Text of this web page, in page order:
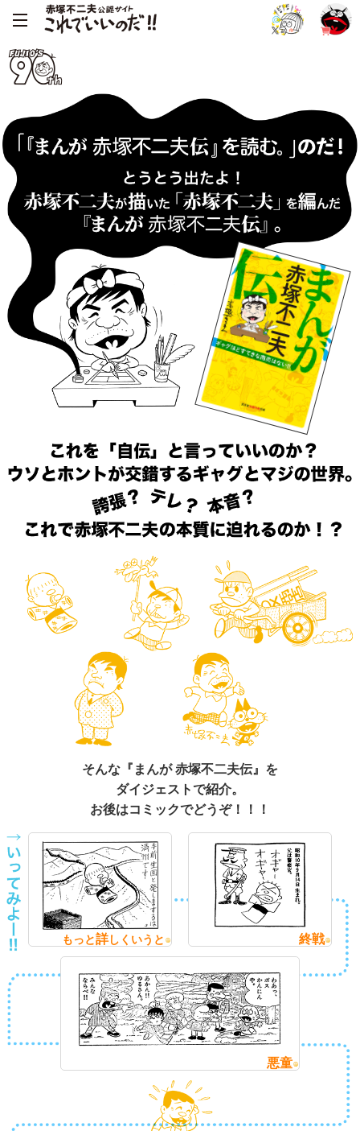
そんな『まんが 赤塚不二夫伝』を
ダイジェストで紹介。
お後はコミックでどうぞ！！！
もっと詳しくいうと 終戦
悪童